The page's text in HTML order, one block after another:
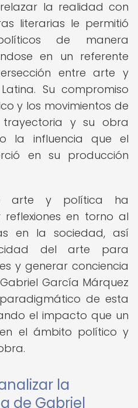
la realidad con
literarias le permitió
de manera
en un referente
entre arte y
Su compromiso
y los movimientos de
y su obra
la influencia que el
en su producción
arte y política ha
en torno al
en la sociedad, así
del arte para
y generar conciencia
García Márquez
de esta
el impacto que un
el ámbito político y
la
de Gabriel